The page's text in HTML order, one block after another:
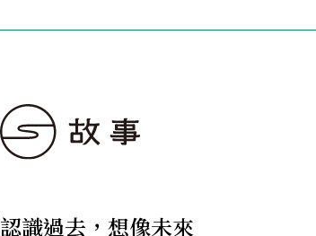
認識過去，想像未來